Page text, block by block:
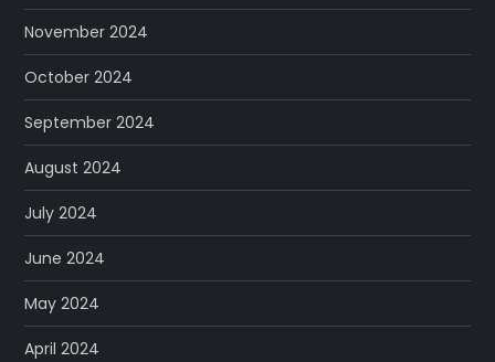
November 2024
October 2024
September 2024
August 2024
July 2024
June 2024
May 2024
April 2024